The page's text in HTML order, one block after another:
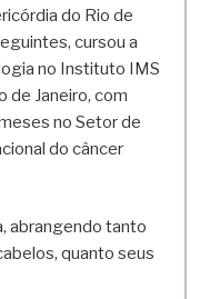
do Rio de
cursou a
no Instituto IMS
de Janeiro, com
no Setor de
do câncer
abrangendo tanto
quanto seus